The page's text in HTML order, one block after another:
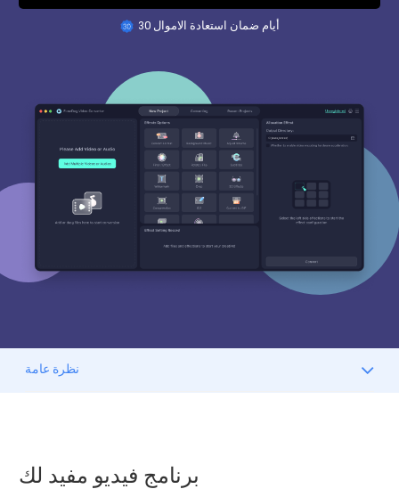
30 أيام ضمان استعادة الاموال
نظرة عامة
برنامج فيديو مفيد لك